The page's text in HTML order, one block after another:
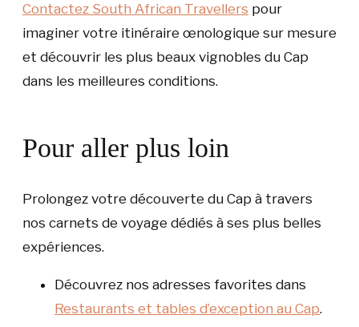
Contactez South African Travellers pour
imaginer votre itinéraire œnologique sur mesure
et découvrir les plus beaux vignobles du Cap
dans les meilleures conditions.
Pour aller plus loin
Prolongez votre découverte du Cap à travers
nos carnets de voyage dédiés à ses plus belles
expériences.
Découvrez nos adresses favorites dans
Restaurants et tables d’exception au Cap.